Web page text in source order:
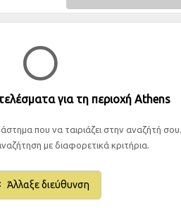
για τη περιοχή Athens
που να ταιριάζει στην αναζήτή σου.
με διαφορετικά κριτήρια.
Άλλαξε διεύθυνση